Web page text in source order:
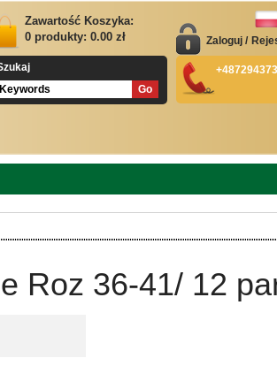
Zawartość Koszyka:
0 produkty: 0.00 zł Zaloguj /
Roz 36-41/ 12